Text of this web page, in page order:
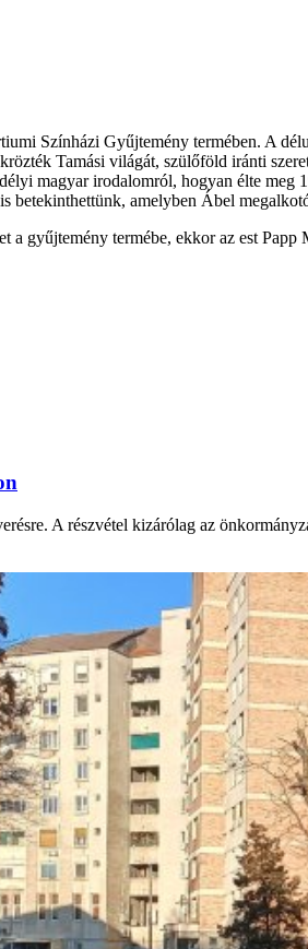
Színházi Gyűjtemény termében. A
Tamási világát, szülőföld iránti
magyar irodalomról, hogyan élte
amelyben Ábel
a gyűjtemény termébe, ekkor az est
A részvétel kizárólag az